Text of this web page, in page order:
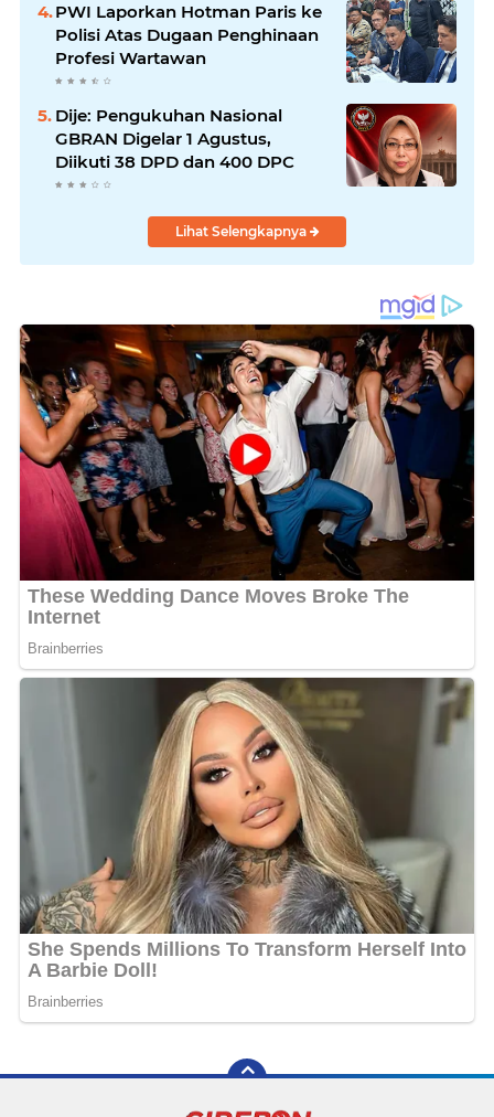
PWI Laporkan Hotman Paris ke
Polisi Atas Dugaan Penghinaan
Profesi Wartawan
Dije: Pengukuhan Nasional
GBRAN Digelar 1 Agustus,
Diikuti 38 DPD dan 400 DPC
Lihat Selengkapnya